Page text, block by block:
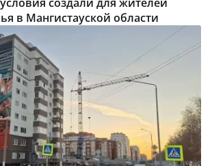
в Мангистауской области